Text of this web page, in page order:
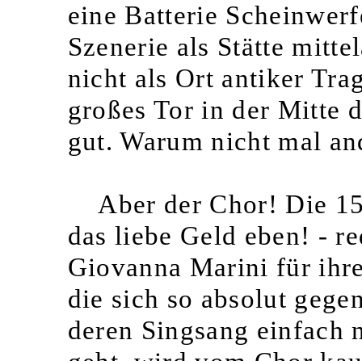
eine Batterie
Szenerie als Stätte
nicht als Ort antiker
großes Tor in der Mitte
gut. Warum nicht mal
Aber der Chor! Die
das liebe Geld eben! -
Giovanna Marini für
die sich so absolut
deren Singsang einfach